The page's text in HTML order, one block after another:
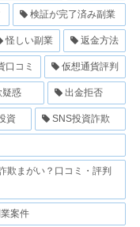
検証が完了済み副業
怪しい副業 返金方法
口コミ 仮想通貨評判
惑 出金拒否
資 SNS投資詐欺
欺まがい？口コミ・評判
案件